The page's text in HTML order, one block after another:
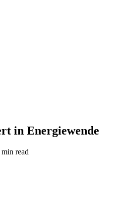
in Energiewende
min read